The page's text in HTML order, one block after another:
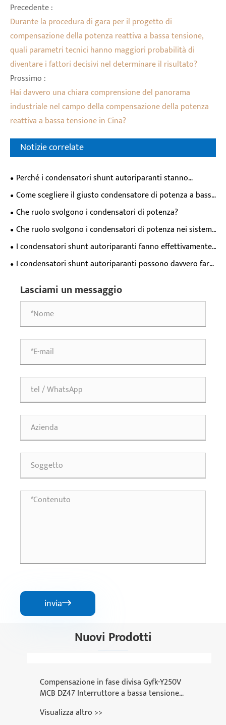
Precedente :
Durante la procedura di gara per il progetto di
compensazione della potenza reattiva a bassa tensione,
quali parametri tecnici hanno maggiori probabilità di
diventare i fattori decisivi nel determinare il risultato?
Prossimo :
Hai davvero una chiara comprensione del panorama
industriale nel campo della compensazione della potenza
reattiva a bassa tensione in Cina?
Notizie correlate
Perché i condensatori shunt autoriparanti stanno
diventando la scelta preferita per i moderni sistemi di
alimentazione?
Come scegliere il giusto condensatore di potenza a bassa
tensione per la correzione del fattore di potenza
Che ruolo svolgono i condensatori di potenza?
Che ruolo svolgono i condensatori di potenza nei sistemi
di alimentazione?
I condensatori shunt autoriparanti fanno effettivamente
risparmiare denaro o sono solo uno spreco di denaro?
I condensatori shunt autoriparanti possono davvero farti
Lasciami un messaggio
invia
Nuovi Prodotti